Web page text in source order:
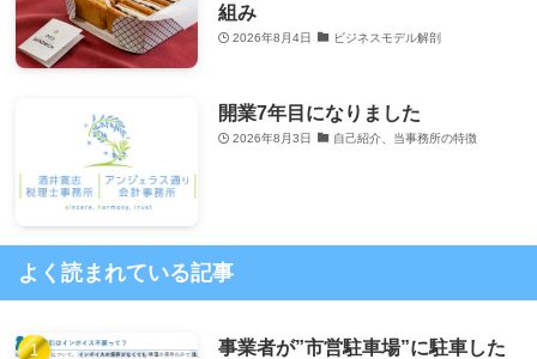
組み
2026年8月4日 ビジネスモデル解剖
開業7年目になりました
2026年8月3日 自己紹介、当事務所の特徴
よく読まれている記事
事業者が”市営駐車場”に駐車した